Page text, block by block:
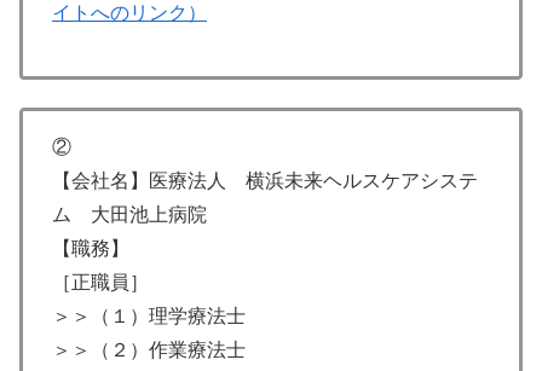
イトへのリンク）
②
【会社名】医療法人 横浜未来ヘルスケアシステ
ム 大田池上病院
【職務】
［正職員］
＞＞（１）理学療法士
＞＞（２）作業療法士